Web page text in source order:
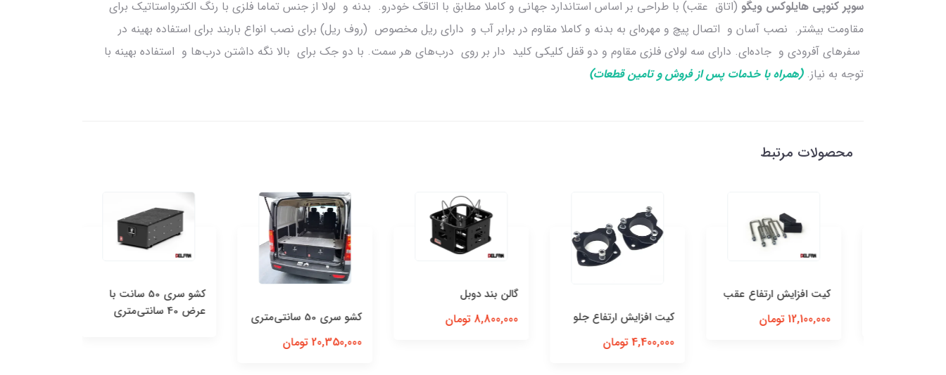
سوپر کنوپی هایلوکس ویگو (اتاق عقب) با طراحی بر اساس استاندارد جهانی و کاملا مطابق با اتاقک خودرو. بدنه و لولا از جنس تماما فلزی با رنگ الکترواستاتیک برای
مقاومت بیشتر. نصب آسان و اتصال پیچ و مهره‌ای به بدنه و کاملا مقاوم در برابر آب و دارای ریل مخصوص (روف ریل) برای نصب انواع باربند برای استفاده بهینه در
سفرهای آفرودی و جاده‌ای. دارای سه لولای فلزی مقاوم و دو قفل کلیکی کلید دار بر روی درب‌های هر سمت. با دو جک برای بالا نگه داشتن درب‌ها و استفاده بهینه با
توجه به نیاز.(همراه با خدمات پس از فروش و تامین قطعات)
محصولات مرتبط
کیت افزایش ارتفاع عقب
12,100,000 تومان کیت افزایش ارتفاع جلو
4,400,000 تومان
گالن بند دوبل
8,800,000 تومان کشو سری 50 سانتی‌متری
20,350,000 تومان
کشو سری 50 سانت با
عرض 40 سانتی‌متری